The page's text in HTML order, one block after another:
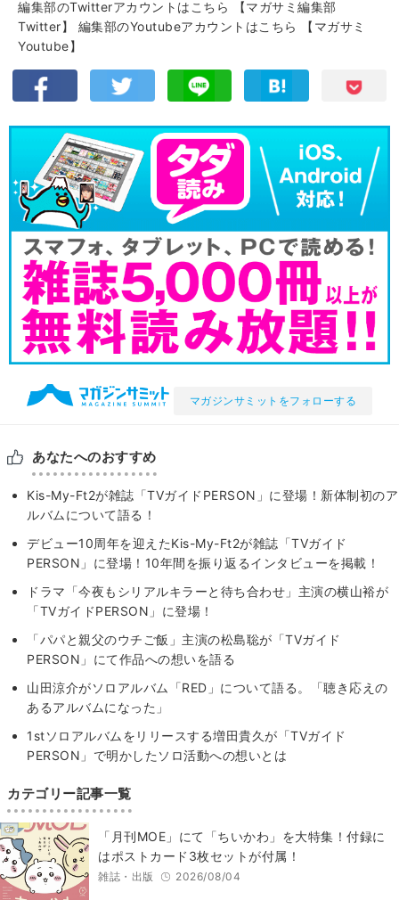
編集部のTwitterアカウントはこちら
【マガサミ編集部
Twitter】
編集部のYoutubeアカウントはこちら
【マガサミ
Youtube】
マガジンサミットをフォローする
あなたへのおすすめ
Kis-My-Ft2が雑誌「TVガイドPERSON」に登場！新体制初のア
ルバムについて語る！
デビュー10周年を迎えたKis-My-Ft2が雑誌「TVガイド
PERSON」に登場！10年間を振り返るインタビューを掲載！
ドラマ「今夜もシリアルキラーと待ち合わせ」主演の横山裕が
「TVガイドPERSON」に登場！
「パパと親父のウチご飯」主演の松島聡が「TVガイド
PERSON」にて作品への想いを語る
山田涼介がソロアルバム「RED」について語る。「聴き応えの
あるアルバムになった」
1stソロアルバムをリリースする増田貴久が「TVガイド
PERSON」で明かしたソロ活動への想いとは
カテゴリー記事一覧
「月刊MOE」にて「ちいかわ」を大特集！付録に
はポストカード3枚セットが付属！
雑誌・出版 2026/08/04